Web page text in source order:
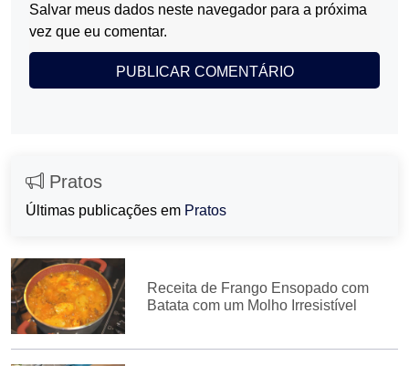
Salvar meus dados neste navegador para a próxima
vez que eu comentar.
Pratos
Últimas publicações em Pratos
Receita de Frango Ensopado com
Batata com um Molho Irresistível